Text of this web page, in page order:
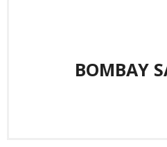
BOMBAY